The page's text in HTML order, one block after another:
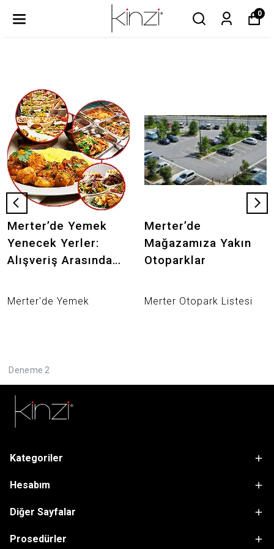
0
Merter’de Yemek
Yenecek Yerler:
Alışveriş Arasında
Merter'de Yemek
Merter’de
Mağazamıza Yakın
Otoparklar
Merter Otopark Listesi
Deneme 2
Kategoriler
Hesabım
Diğer Sayfalar
Prosedürler